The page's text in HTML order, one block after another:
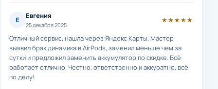
Е Евгения
25 декабря 2025
★★★★★
Отличный сервис, нашла через Яндекс Карты. Мастер
выявил брак динамика в AirPods, заменил меньше чем за
сутки и предложил заменить аккумулятор по скидке. Всё
работает отлично. Честно, ответственно и аккуратно, всё
по делу!